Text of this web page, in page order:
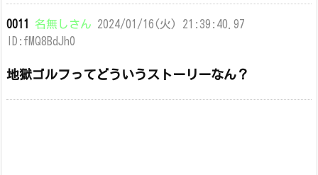
0011 名無しさん 2024/01/16(火) 21:39:40.97
ID:fMQ8BdJh0
地獄ゴルフってどういうストーリーなん？